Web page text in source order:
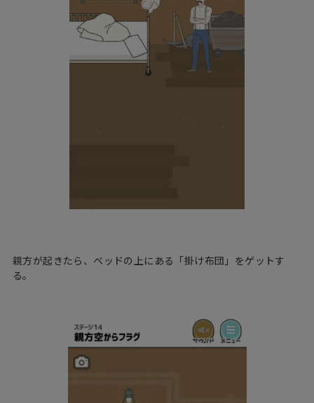
親方が起きたら、ベッドの上にある「掛け布団」をゲットす
る。